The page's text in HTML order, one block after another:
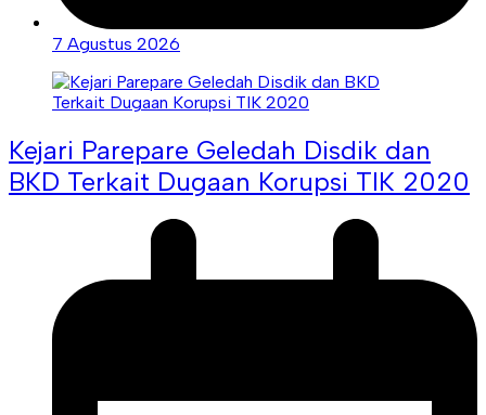
7 Agustus 2026
Kejari Parepare Geledah Disdik dan
BKD Terkait Dugaan Korupsi TIK 2020